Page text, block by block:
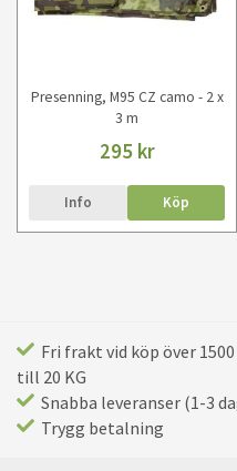
Presenning, M95 CZ camo - 2 x
3 m
295 kr
Info Köp
Fri frakt vid köp över
till 20 KG
Snabba leveranser (1-3
Trygg betalning